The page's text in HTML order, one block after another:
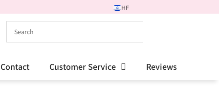
HE
Contact Customer Service Reviews